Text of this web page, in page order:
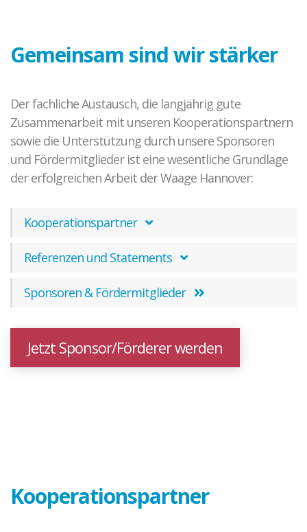
Fallspektrum TOA
O-Töne TOA
Gewalt in Beziehungen
Fallkonstellation
Netzwerk HAIP
Ablauf der Beratung / Vermittlung
Fallbeispiele
Gemeinsam sind wir stärker
Der fachliche Austausch, die langjährig gute
Zusammenarbeit mit unseren Kooperationspartnern
sowie die Unterstützung durch unsere Sponsoren
und Fördermitglieder ist eine wesentliche Grundlage
der erfolgreichen Arbeit der Waage Hannover:
Kooperationspartner
Referenzen und Statements
Sponsoren & Fördermitglieder
Jetzt Sponsor/Förderer werden
Kooperationspartner